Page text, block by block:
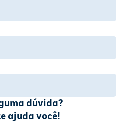
dúvida?
ajuda você!